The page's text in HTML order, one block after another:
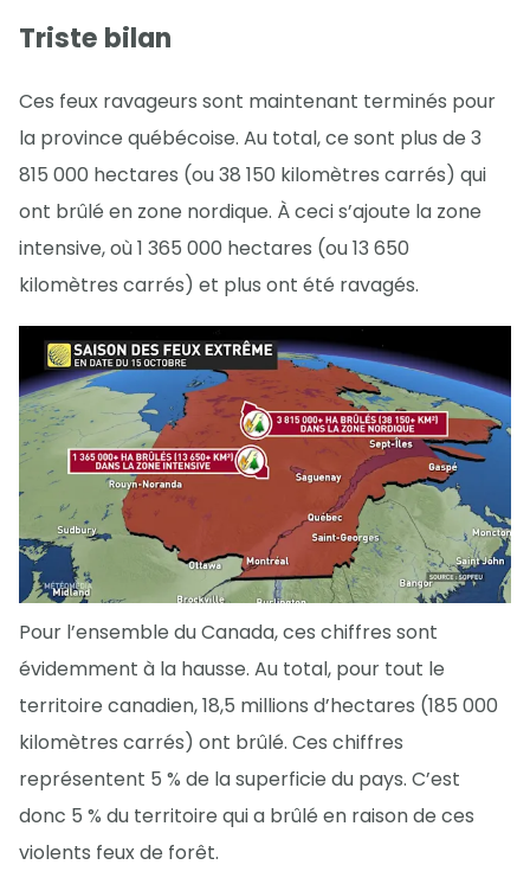
Triste bilan
Ces feux ravageurs sont maintenant terminés pour
la province québécoise. Au total, ce sont plus de 3
815 000 hectares (ou 38 150 kilomètres carrés) qui
ont brûlé en zone nordique. À ceci s’ajoute la zone
intensive, où 1 365 000 hectares (ou 13 650
kilomètres carrés) et plus ont été ravagés.
Pour l’ensemble du Canada, ces chiffres sont
évidemment à la hausse. Au total, pour tout le
territoire canadien, 18,5 millions d’hectares (185 000
kilomètres carrés) ont brûlé. Ces chiffres
représentent 5 % de la superficie du pays. C’est
donc 5 % du territoire qui a brûlé en raison de ces
violents feux de forêt.